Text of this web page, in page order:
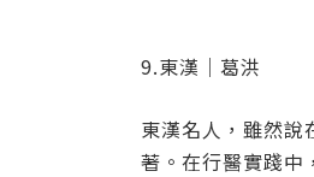
9.東漢｜葛洪
東漢名人，雖然
著。在行醫實踐中